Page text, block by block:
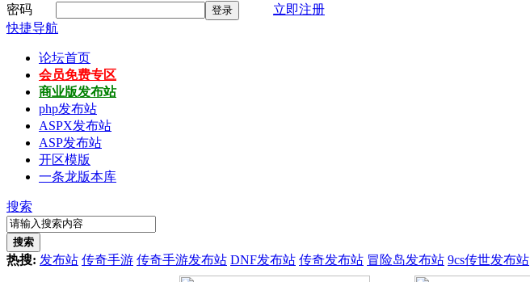
密码
登录
立即注册
快捷导航
论坛首页
会员免费专区
商业版发布站
php发布站
ASPX发布站
ASP发布站
开区模版
一条龙版本库
搜索
搜索
热搜: 发布站 传奇手游 传奇手游发布站 DNF发布站 传奇发布站 冒险岛发布站 9cs传世发布站